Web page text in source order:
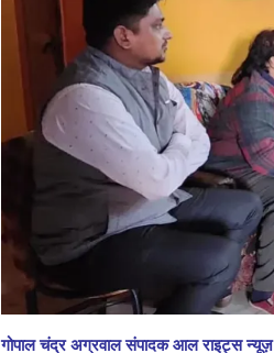
गोपाल चंद्र अग्रवाल संपादक आल राइट्स न्यूज़